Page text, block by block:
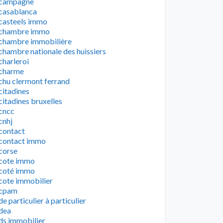
immo
immo
immobilière
nationale des huissiers
clermont ferrand
bruxelles
immo
immo
immo
immobilier
particulier à particulier
immobilier